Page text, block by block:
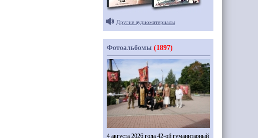
Другие аудиоматериалы
Фотоальбомы (1897)
4 августа 2026 года 42-ой гуманитарный